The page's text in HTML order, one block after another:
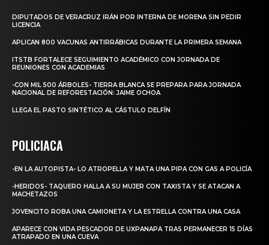
DIPUTADOS DE VERACRUZ IRÁN POR INTERNA DE MORENA SIN PEDIR
LICENCIA
APLICAN 800 VACUNAS ANTIRRÁBICAS DURANTE LA PRIMERA SEMANA
ITSTB FORTALECE SEGUIMIENTO ACADÉMICO CON JORNADA DE
REUNIONES CON ACADEMIAS
-CON MIL 500 ÁRBOLES- TIERRA BLANCA SE PREPARA PARA JORNADA
NACIONAL DE REFORESTACIÓN: JAIME OCHOA
LLEGA EL PASTO SINTÉTICO AL CÁSTULO DELFÍN
POLICIACA
-EN LA AUTOPISTA- LO ATROPELLA Y MATA UNA PIPA CON GAS A POLICÍA
-HERIDOS- TAQUERO HALLA A SU MUJER CON TAXISTA Y SE ATACAN A
MACHETAZOS
JOVENCITO ROBA UNA CAMIONETA Y LA ESTRELLA CONTRA UNA CASA
APARECE CON VIDA PESCADOR DE UXPANAPA TRAS PERMANECER 15 DÍAS
ATRAPADO EN UNA CUEVA